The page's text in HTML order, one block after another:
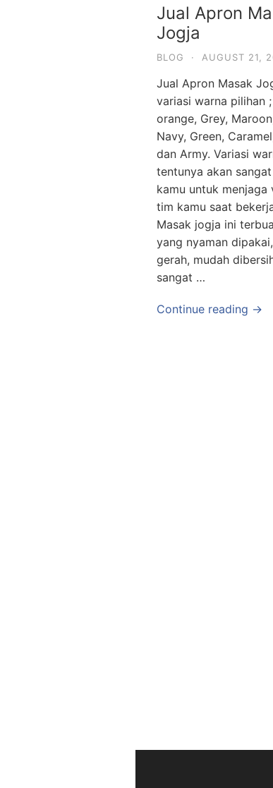
Jual Apron
Jogja
BLOG · AUGUST 21,
Jual Apron Masak
variasi warna pilihan
orange, Grey,
Navy, Green,
dan Army. Variasi
tentunya akan
kamu untuk menjaga
tim kamu saat
Masak jogja ini
yang nyaman
gerah, mudah
sangat …
Continue reading →